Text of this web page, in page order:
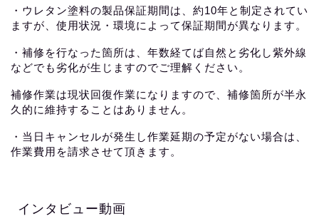
・ウレタン塗料の製品保証期間は、約10年と制定されてい
ますが、使用状況・環境によって保証期間が異なります。
・補修を行なった箇所は、年数経てば自然と劣化し紫外線
などでも劣化が生じますのでご理解ください。
補修作業は現状回復作業になりますので、補修箇所が半永
久的に維持することはありません。
・当日キャンセルが発生し作業延期の予定がない場合は、
作業費用を請求させて頂きます。
インタビュー動画